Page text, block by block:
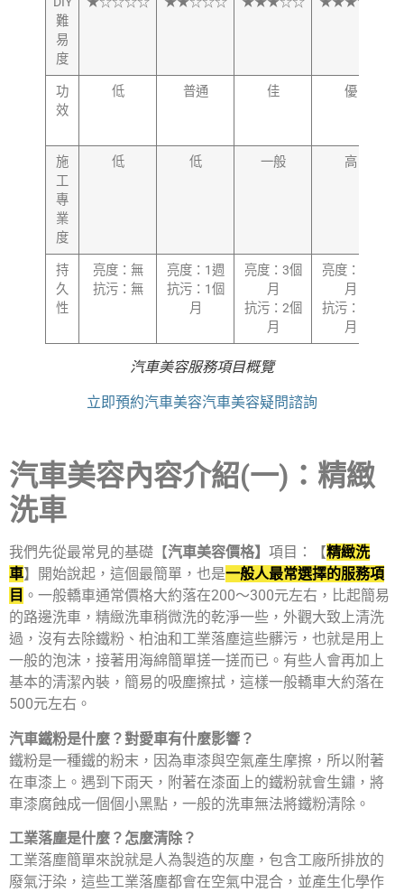
難
易
度
功
效
低 普通 佳 優
施
工
專
業
度
低 低 一般 高
持
久
性
亮度：無
抗污：無
亮度：1週
抗污：1個
月
亮度：3個
月
抗污：2個
月
亮度：6個
月
抗污：3個
月
汽車美容服務項目概覽
立即預約汽車美容汽車美容疑問諮詢
汽車美容內容介紹(一)：精緻
洗車
我們先從最常見的基礎【汽車美容價格】 項目：【精緻洗
車】開始說起，這個最簡單，也是一般人最常選擇的服務項
目 。一般轎車通常價格大約落在200～300元左右，比起簡易
的路邊洗車，精緻洗車稍微洗的乾淨一些，外觀大致上清洗
過，沒有去除鐵粉、柏油和工業落塵這些髒污，也就是用上
一般的泡沫，接著用海綿簡單搓一搓而已。有些人會再加上
基本的清潔內裝，簡易的吸塵擦拭，這樣一般轎車大約落在
500元左右。
汽車鐵粉是什麼？對愛車有什麼影響？
鐵粉是一種鐵的粉末，因為車漆與空氣產生摩擦，所以附著
在車漆上。遇到下雨天，附著在漆面上的鐵粉就會生鏽，將
車漆腐蝕成一個個小黑點，一般的洗車無法將鐵粉清除。
工業落塵是什麼？怎麼清除？
工業落塵簡單來說就是人為製造的灰塵，包含工廠所排放的
廢氣汙染，這些工業落塵都會在空氣中混合，並產生化學作